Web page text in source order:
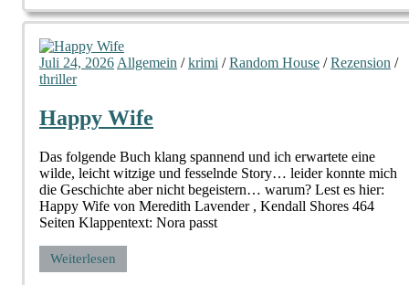
Juli 24, 2026 Allgemein /krimi /Random House /Rezension /
thriller
Happy Wife
Das folgende Buch klang spannend und ich erwartete eine
wilde, leicht witzige und fesselnde Story… leider konnte mich
die Geschichte aber nicht begeistern… warum? Lest es hier:
Happy Wife von Meredith Lavender , Kendall Shores 464
Seiten Klappentext: Nora passt
Weiterlesen